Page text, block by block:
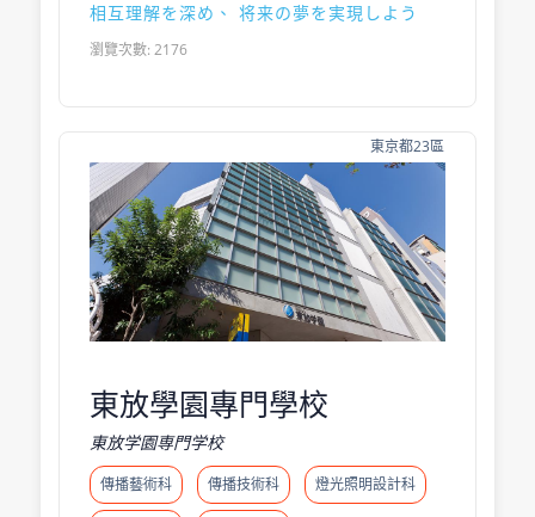
相互理解を深め、 将来の夢を実現しよう
瀏覽次數: 2176
東放學園專門學校
東放学園専門学校
傳播藝術科 傳播技術科 燈光照明設計科
東京都23區